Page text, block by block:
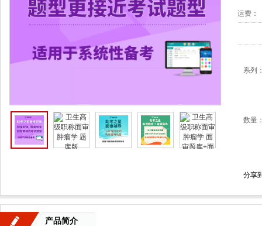
运费：
系列
数量
分享
产品简介